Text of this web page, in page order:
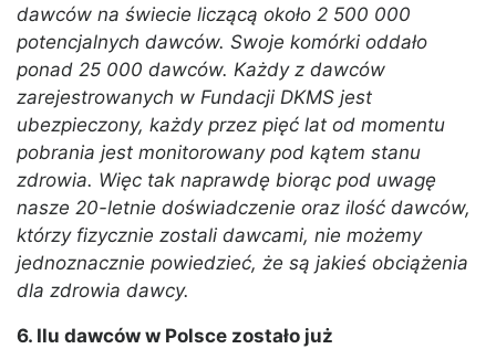
dawców na świecie liczącą około 2 500 000
potencjalnych dawców. Swoje komórki oddało
ponad 25 000 dawców. Każdy z dawców
zarejestrowanych w Fundacji DKMS jest
ubezpieczony, każdy przez pięć lat od momentu
pobrania jest monitorowany pod kątem stanu
zdrowia. Więc tak naprawdę biorąc pod uwagę
nasze 20-letnie doświadczenie oraz ilość dawców,
którzy fizycznie zostali dawcami, nie możemy
jednoznacznie powiedzieć, że są jakieś obciążenia
dla zdrowia dawcy.
6. Ilu dawców w Polsce zostało już